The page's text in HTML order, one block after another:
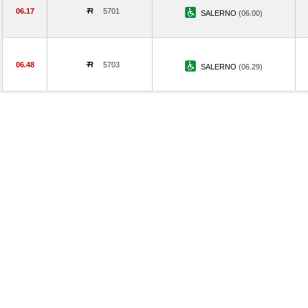
06.17 5701 SALERNO (06.00)
06.48 5703 SALERNO (06.29)